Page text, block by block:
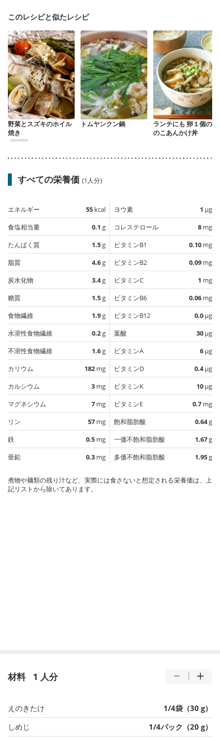
このレシピと似たレシピ
野菜とスズキのホイル
焼き
トムヤンクン鍋
ランチにも 卵１個のき
のこあんかけ丼
すべての栄養価 (1人分)
エネルギー 55 kcal
食塩相当量
0.1 g
たんぱく質
1.5g
脂質
4.6g
炭水化物
3.4g
糖質
1.5g
食物繊維
1.9g
水溶性食物繊維
0.2g
不溶性食物繊維
1.6g
カリウム
182 mg
カルシウム
3 mg
マグネシウム
7 mg
リン
57 mg
鉄
0.5 mg
亜鉛
0.3 mg
ヨウ素 1 µg
コレステロール
8 mg
ビタミンB1
0.10 mg
ビタミンB2
0.09 mg
ビタミンC
1 mg
ビタミンB6
0.06 mg
ビタミンB12
0.0 µg
葉酸
30 µg
ビタミンA
6 µg
ビタミンD
0.4µg
ビタミンK
10 µg
ビタミンE
0.7 mg
飽和脂肪酸
0.64g
一価不飽和脂肪酸
1.67g
多価不飽和脂肪酸
1.95g
煮物や麺類の残り汁など、実際には食さないと想定される栄養価は、上
記リストから除いてあります。
材料 1 人分
えのきたけ
1/4袋（30 g）
しめじ
1/4パック（20 g）